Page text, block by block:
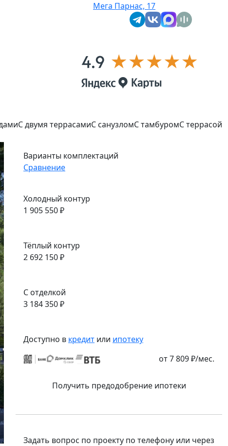
Мега Парнас, 17
С двумя террасамиС санузломС тамбуромС террасой
Варианты комплектаций
Сравнение
Холодный контур
1 905 550 ₽
Тёплый контур
2 692 150 ₽
С отделкой
3 184 350 ₽
Доступно в кредит или ипотеку
от 7 809 ₽/мес.
Получить предодобрение ипотеки
Задать вопрос по проекту по телефону или через